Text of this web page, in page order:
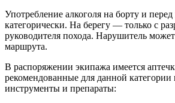
Употребление алкоголя на борту и
категорически. На берегу — только с
руководителя похода. Нарушитель
маршрута.
В распоряжении экипажа имеется
рекомендованные для данной категории
инструменты и препараты: